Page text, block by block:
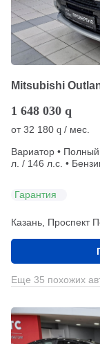
Mitsubishi
1 648 030 q
от32 180 q / мес.
Вариатор • Полный
л. / 146 л.с. •
Гарантия
Казань, Проспект
Еще 35 похожих